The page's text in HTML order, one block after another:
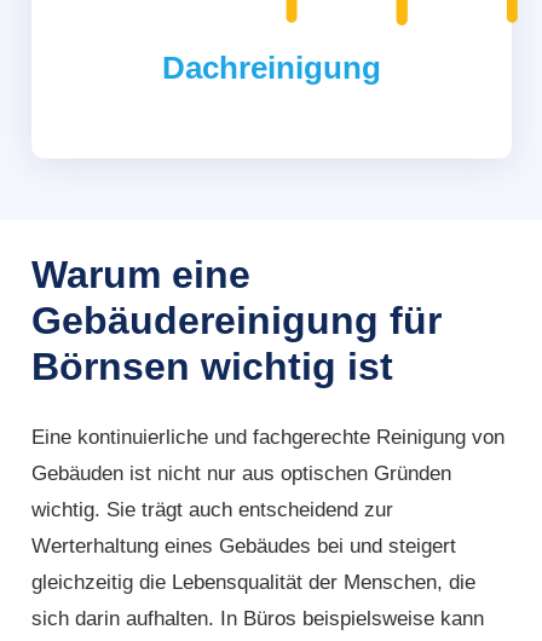
Dachreinigung
Warum eine
Gebäudereinigung für
Börnsen wichtig ist
Eine kontinuierliche und fachgerechte Reinigung von
Gebäuden ist nicht nur aus optischen Gründen
wichtig. Sie trägt auch entscheidend zur
Werterhaltung eines Gebäudes bei und steigert
gleichzeitig die Lebensqualität der Menschen, die
sich darin aufhalten. In Büros beispielsweise kann